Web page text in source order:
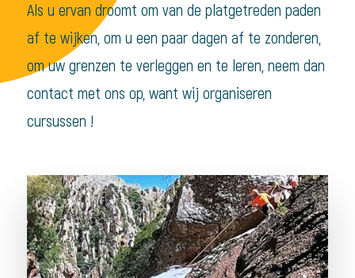
Als u ervan droomt om van de platgetreden paden
af te wijken, om u een paar dagen af te zonderen,
om uw grenzen te verleggen en te leren, neem dan
contact met ons op, want wij organiseren
cursussen !